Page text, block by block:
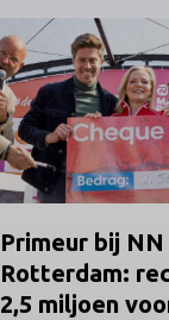
Primeur bij
Rotterdam:
2,5 miljoen